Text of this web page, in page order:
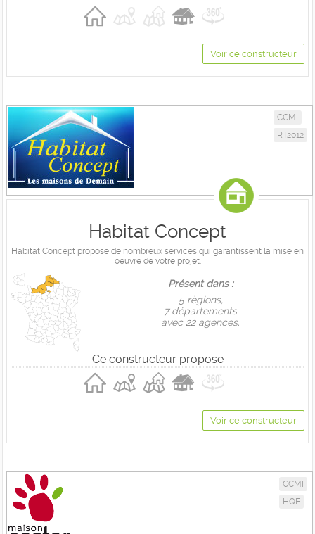
Voir ce constructeur
CCMI
RT2012
Habitat Concept
Habitat Concept propose de nombreux services qui garantissent la mise en
oeuvre de votre projet.
Présent dans :
5 règions,
7 départements
avec 22 agences.
Ce constructeur propose
Voir ce constructeur
CCMI
HQE